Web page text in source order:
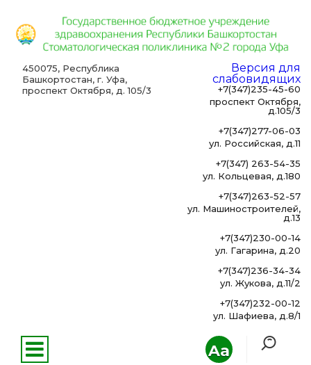
Aa
450075, Республика
Башкортостан, г. Уфа,
проспект Октября, д. 105/3
Версия для
слабовидящих
+7(347)235-45-60
проспект Октября,
д.105/3
+7(347)277-06-03
ул. Российская, д.11
+7(347) 263-54-35
ул. Кольцевая, д.180
+7(347)263-52-57
ул. Машиностроителей,
д.13
+7(347)230-00-14
ул. Гагарина, д.20
+7(347)236-34-34
ул. Жукова, д.11/2
+7(347)232-00-12
ул. Шафиева, д.8/1